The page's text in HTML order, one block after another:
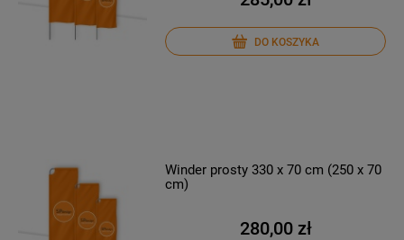
DO KOSZYKA
Winder prosty 330 x 70 cm (250 x 70
cm)
280,00 zł